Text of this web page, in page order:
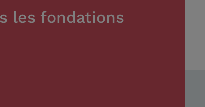
les fondations